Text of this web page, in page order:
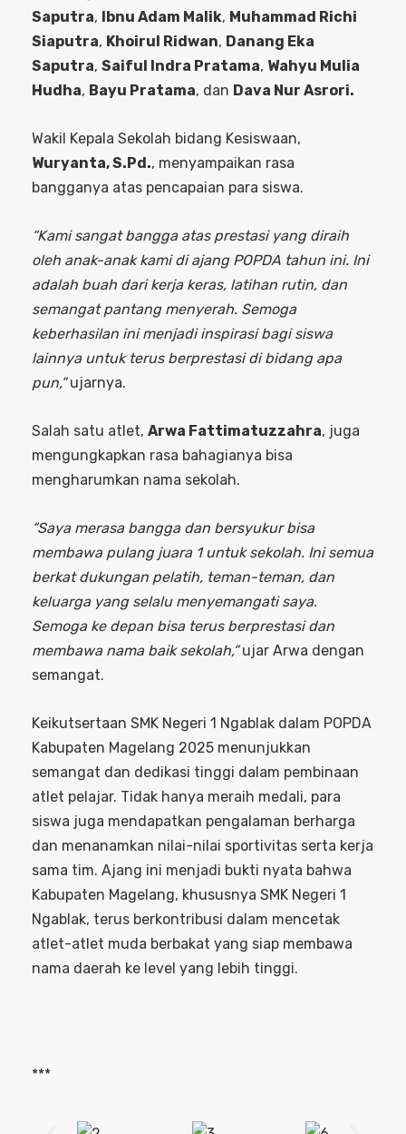
Saputra, Ibnu Adam Malik, Muhammad Richi
Siaputra, Khoirul Ridwan, Danang Eka
Saputra, Saiful Indra Pratama, Wahyu Mulia
Hudha, Bayu Pratama, dan Dava Nur Asrori.
Wakil Kepala Sekolah bidang Kesiswaan,
Wuryanta, S.Pd., menyampaikan rasa
bangganya atas pencapaian para siswa.
“Kami sangat bangga atas prestasi yang diraih
oleh anak-anak kami di ajang POPDA tahun ini. Ini
adalah buah dari kerja keras, latihan rutin, dan
semangat pantang menyerah. Semoga
keberhasilan ini menjadi inspirasi bagi siswa
lainnya untuk terus berprestasi di bidang apa
pun,”ujarnya.
Salah satu atlet, Arwa Fattimatuzzahra, juga
mengungkapkan rasa bahagianya bisa
mengharumkan nama sekolah.
“Saya merasa bangga dan bersyukur bisa
membawa pulang juara 1 untuk sekolah. Ini semua
berkat dukungan pelatih, teman-teman, dan
keluarga yang selalu menyemangati saya.
Semoga ke depan bisa terus berprestasi dan
membawa nama baik sekolah,”ujar Arwa dengan
semangat.
Keikutsertaan SMK Negeri 1 Ngablak dalam POPDA
Kabupaten Magelang 2025 menunjukkan
semangat dan dedikasi tinggi dalam pembinaan
atlet pelajar. Tidak hanya meraih medali, para
siswa juga mendapatkan pengalaman berharga
dan menanamkan nilai-nilai sportivitas serta kerja
sama tim. Ajang ini menjadi bukti nyata bahwa
Kabupaten Magelang, khususnya SMK Negeri 1
Ngablak, terus berkontribusi dalam mencetak
atlet-atlet muda berbakat yang siap membawa
nama daerah ke level yang lebih tinggi.
***